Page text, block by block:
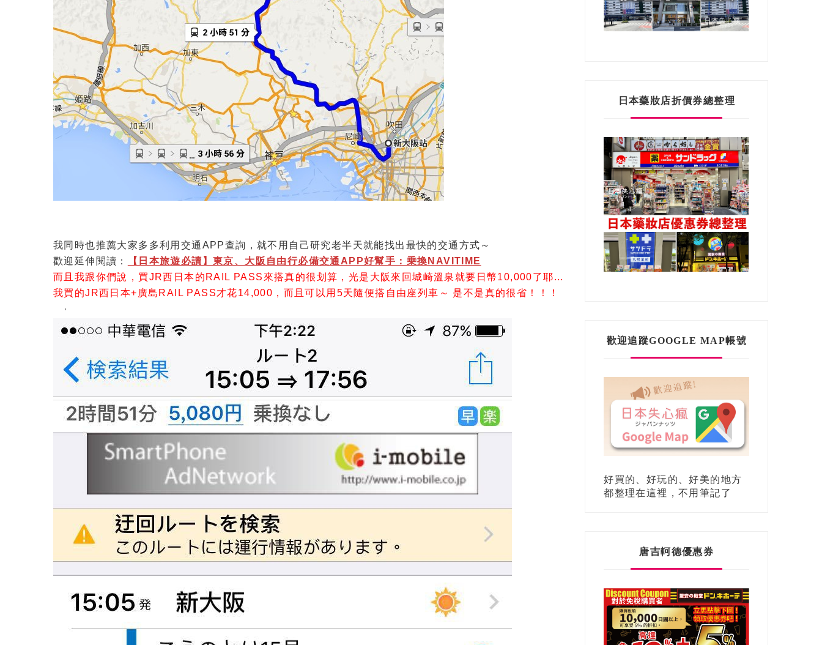
我同時也推薦大家多多利用交通APP查詢，就不用自己研究老半天就能找出最快的交通方式～
歡迎延伸閱讀：
【日本旅遊必讀】東京、大阪自由行必備交通APP好幫手：乗換NAVITIME
而且我跟你們說，買JR西日本的RAIL PASS來搭真的很划算，光是大阪來回城崎溫泉就要日幣10,000了耶...
我買的JR西日本+廣島RAIL PASS才花14,000，而且可以用5天隨便搭自由座列車～ 是不是真的很省！！！
日本藥妝店折價券總整理
歡迎追蹤GOOGLE MAP帳號
好買的、好玩的、好美的地方
都整理在這裡，不用筆記了
唐吉軻德優惠券